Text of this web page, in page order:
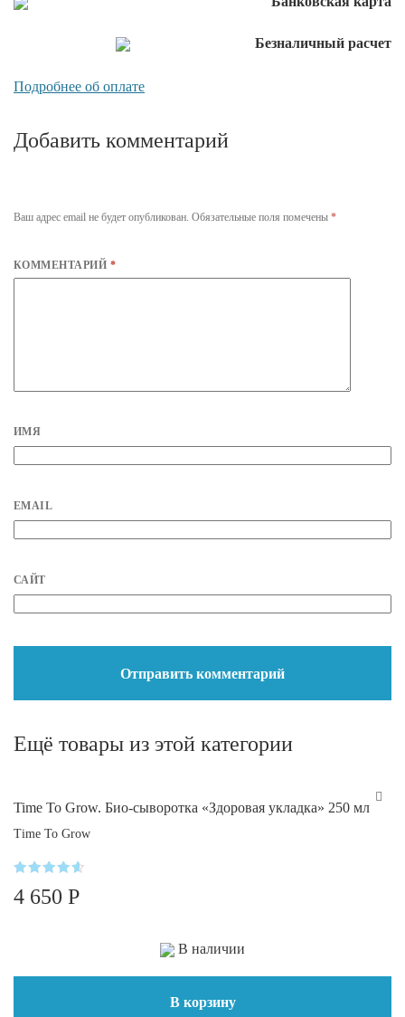
Безналичный расчет
Подробнее об оплате
Добавить комментарий
Ваш адрес email не будет опубликован. Обязательные поля помечены *
КОММЕНТАРИЙ *
ИМЯ
EMAIL
САЙТ
Ещё товары из этой категории
Time To Grow. Био-сыворотка «Здоровая укладка» 250 мл
Time To Grow
4.5
4 650 Р
В наличии
В корзину